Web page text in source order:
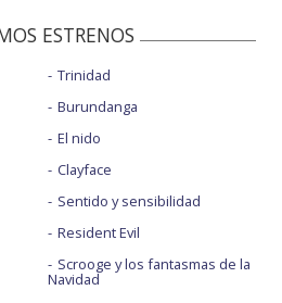
ESTRENOS
Trinidad
Burundanga
El nido
Clayface
Sentido y sensibilidad
Resident Evil
Scrooge y los fantasmas de la
Navidad